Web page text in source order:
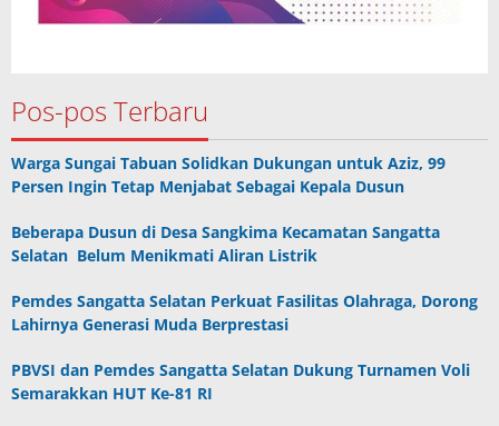
Pos-pos Terbaru
Warga Sungai Tabuan Solidkan Dukungan untuk Aziz, 99
Persen Ingin Tetap Menjabat Sebagai Kepala Dusun
Beberapa Dusun di Desa Sangkima Kecamatan Sangatta
Selatan Belum Menikmati Aliran Listrik
Pemdes Sangatta Selatan Perkuat Fasilitas Olahraga, Dorong
Lahirnya Generasi Muda Berprestasi
PBVSI dan Pemdes Sangatta Selatan Dukung Turnamen Voli
Semarakkan HUT Ke-81 RI